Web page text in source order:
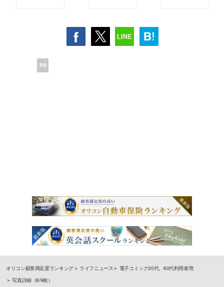
PR
オリコン顧客満足度ランキング ライフニュース
電子コミック20代、60代利用者増
写真詳細（8/9枚）